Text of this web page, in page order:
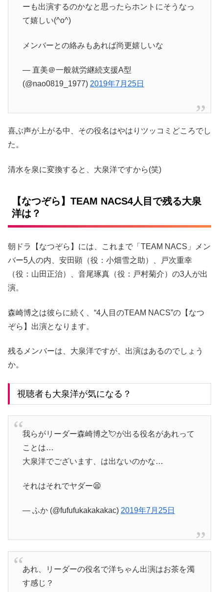
ーも出演するのかなと思ったらホントにそうなっ
て嬉しい(^o^)
メンバーとの絡みもあれば尚更嬉しいな
— 直美＠一般就労継続支援A型
(@nao0819_1977) 2019年7月25日
喜ぶ声が上がる中、その役名はやはりツッコミどころでし
た。
清水を泉に変換すると、大泉洋ですから(笑)
【なつぞら】TEAM NACS4人目で残る大泉
洋は？
朝ドラ【なつぞら】には、これまで「TEAM NACS」メン
バー5人の内、安田顕（役：小畑雪之助）、戸次重幸
（役：山田正治）、音尾琢真（役：戸村菊介）の3人が出
演。
森崎博之は彼らに続く、“4人目のTEAM NACS”の【なつ
ぞら】出演となります。
残るメンバーは、大泉洋ですが、出演はあるのでしょう
か。
視聴者も大泉洋が気になる？
我らがリーダー森崎博之💘が出る役名があれって
ことは…
大泉洋でございます、は出ないのかな…
それはそれでヤダー😫
— ふか (@fufufukakakakac) 2019年7月25日
あれ、リーダーの役名で洋ちゃん出演はお茶を濁
す感じ？